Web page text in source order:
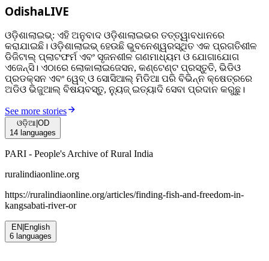
OdishaLIVE
ଓଡ଼ିଶାଲାଇଭ୍: ଏହି ଅନୁବାଦ ଓଡ଼ିଶାଲାଇଭର ତତ୍ତ୍ୱାବଧାନରେ
କରାଯାଇଛି। ଓଡ଼ିଶାଲାଇଭ୍ ହେଉଛି ଭୁବନେଶ୍ୱରସ୍ଥିତ ଏକ ପ୍ରଗତିଶୀଳ
ଡିଜିଟାଲ୍ ପ୍ଲାଟଫର୍ମ ଏବଂ ସୃଜନଶୀଳ ଗଣମାଧ୍ୟମ ଓ ଯୋଗାଯୋଗ
ଏଜେନ୍ସି। ଏଠାରେ ଲୋକାଲାଇଜେସନ, କଣ୍ଟେଣ୍ଟ ପ୍ରସ୍ତୁତି, ଭିଡିଓ
ପ୍ରଡକ୍ସନ ଏବଂ ୱେବ୍ ଓ ସୋସିଆଲ୍ ମିଡିଆ ପରି ବିଭିନ୍ନ କ୍ଷେତ୍ରରେ
ଅଡିଓ ଭିଜୁଆଲ୍‌ ବିଷୟବସ୍ତୁ, ନ୍ୟୁଜ୍ ଇତ୍ୟାଦି ସେବା ପ୍ରଦାନ କରୁଛୁ।
See more stories
ଓଡ଼ିଆ OD
14 languages
PARI - People's Archive of Rural India
ruralindiaonline.org
https://ruralindiaonline.org/articles/finding-fish-and-freedom-in-
kangsabati-river-or
EN English
6 languages